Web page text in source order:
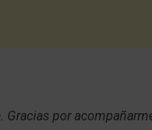
Gracias por